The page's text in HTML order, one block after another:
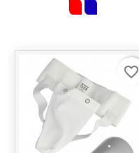
rouge
favorite_border